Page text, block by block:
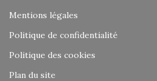
Mentions légales
Politique de confidentialité
Politique des cookies
Plan du site